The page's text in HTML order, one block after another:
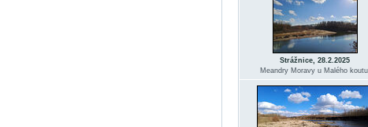
Strážnice, 28.2.2025
Meandry Moravy u Malého